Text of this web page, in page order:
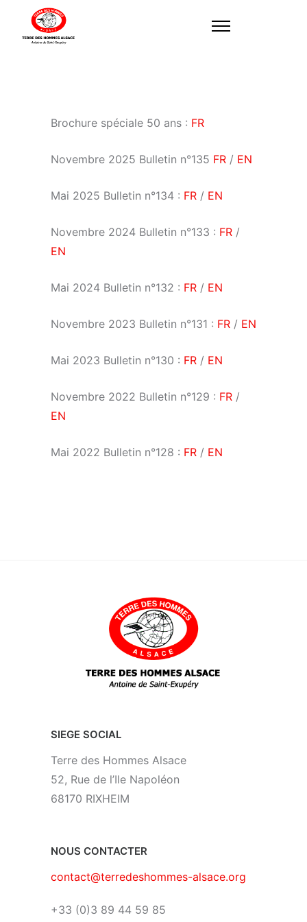
Brochure spéciale 50 ans : FR
Novembre 2025 Bulletin n°135 FR / EN
Mai 2025 Bulletin n°134 : FR / EN
Novembre 2024 Bulletin n°133 : FR /
EN
Mai 2024 Bulletin n°132 : FR / EN
Novembre 2023 Bulletin n°131 : FR / EN
Mai 2023 Bulletin n°130 : FR / EN
Novembre 2022 Bulletin n°129 : FR /
EN
Mai 2022 Bulletin n°128 : FR / EN
SIEGE SOCIAL
Terre des Hommes Alsace
52, Rue de l’Ile Napoléon
68170 RIXHEIM
NOUS CONTACTER
contact@terredeshommes-alsace.org
+33 (0)3 89 44 59 85